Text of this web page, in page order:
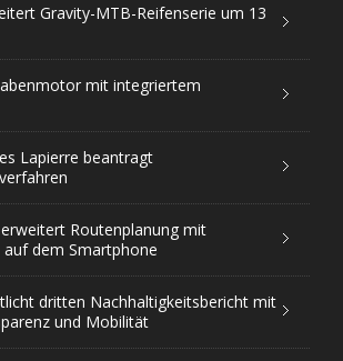
Gravity-MTB-Reifenserie um 13
mit integriertem
Lapierre beantragt
Routenplanung mit
dem Smartphone
dritten Nachhaltigkeitsbericht mit
und Mobilität